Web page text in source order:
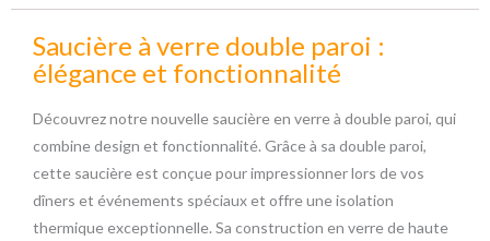
Saucière à verre double paroi :
élégance et fonctionnalité
Découvrez notre nouvelle saucière en verre à double paroi, qui
combine design et fonctionnalité. Grâce à sa double paroi,
cette saucière est conçue pour impressionner lors de vos
dîners et événements spéciaux et offre une isolation
thermique exceptionnelle. Sa construction en verre de haute